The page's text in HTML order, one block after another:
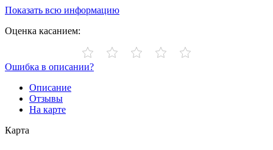
Показать всю информацию
Оценка касанием:
Ошибка в описании?
Описание
Отзывы
На карте
Карта